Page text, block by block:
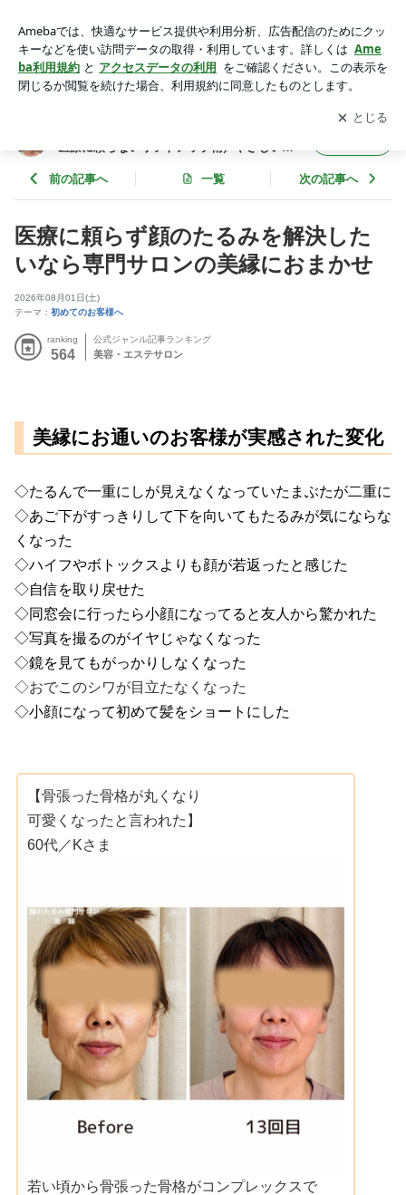
門サロン | 世田谷梅丘 顔のたるみ専門サロン【美縁】医療に
頼らないリフトアップ術／やさしい手技だけで顔の印象グッと
若返る
アプリをダウンロードして ブログの更新通知
を受け取りまし
ょう。
開く
医療に頼らないリフトアップ術／やさしい手
前の記事へ 一覧 次の記事へ
医療に頼らず顔のたるみを解決した
いなら専門サロンの美縁におまかせ
2026年08月01日(土)
テーマ： 初めてのお客様へ
ranking
564
公式ジャンル記事ランキング
美容・エステサロン
美縁にお通いのお客様が実感された変化
◇たるんで一重にしが見えなくなっていたまぶたが二重に
◇あご下がすっきりして下を向いてもたるみが気にならな
くなった
◇ハイフやボトックスよりも顔が若返ったと感じた
◇自信を取り戻せた
◇同窓会に行ったら小顔になってると友人から驚かれた
◇写真を撮るのがイヤじゃなくなった
◇鏡を見てもがっかりしなくなった
◇おでこのシワが目立たなくなった
◇小顔になって初めて髪をショートにした
【骨張った骨格が丸くなり
可愛くなったと言われた】
60代／Kさま
若い頃から骨張った骨格がコンプレックスで